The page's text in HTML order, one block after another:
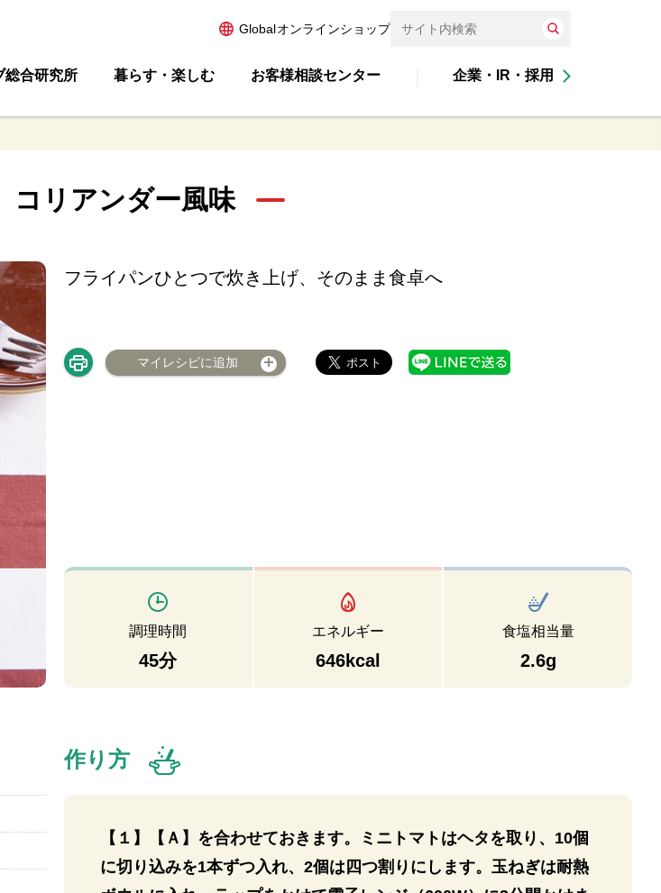
Globalオンラインショップ
総合研究所 暮らす・楽しむ お客様相談センター 企業・IR・採用
リアンダー風味
フライパンひとつで炊き上げ、そのまま食卓へ
マイレシピに追加
調理時間
45分
エネルギー
646kcal
食塩相当量
2.6g
作り方
【１】【Ａ】を合わせておきます。ミニトマトはヘタを取り、10個
に切り込みを1本ずつ入れ、2個は四つ割りにします。玉ねぎは耐熱